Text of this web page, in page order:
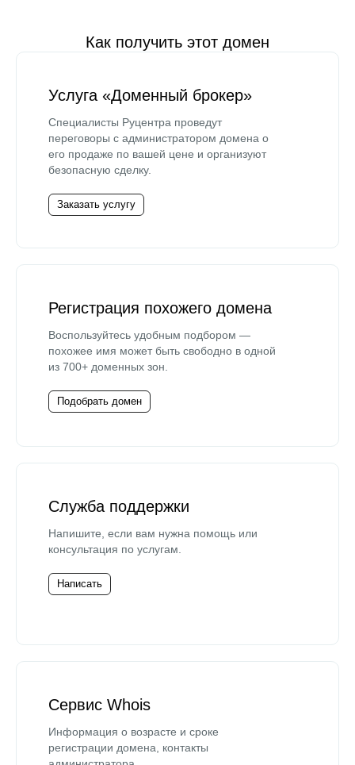
Как получить этот домен
Услуга «Доменный брокер»
Специалисты Руцентра проведут
переговоры с администратором домена о
его продаже по вашей цене и организуют
безопасную сделку.
Заказать услугу
Регистрация похожего домена
Воспользуйтесь удобным подбором —
похожее имя может быть свободно в одной
из 700+ доменных зон.
Подобрать домен
Служба поддержки
Напишите, если вам нужна помощь или
консультация по услугам.
Написать
Сервис Whois
Информация о возрасте и сроке
регистрации домена, контакты